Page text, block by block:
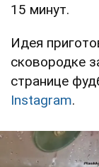
15 минут.
Идея
сковородке
странице
Instagram.